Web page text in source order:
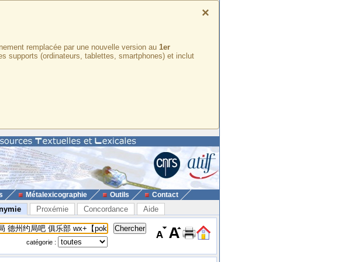
×
remplacée par une nouvelle version au 1er
supports (ordinateurs, tablettes, smartphones) et inclut
Métalexicographie Outils Contact
Proxémie Concordance Aide
catégorie :